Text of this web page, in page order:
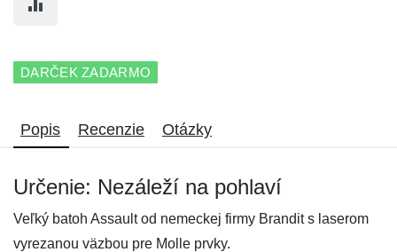
DARČEK ZADARMO
Popis Recenzie Otázky
Určenie: Nezáleží na pohlaví
Veľký batoh Assault od nemeckej firmy Brandit s laserom
vyrezanou väzbou pre Molle prvky.